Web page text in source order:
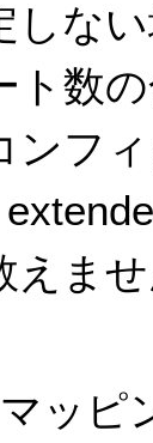
しな
ト数
ンフ
えませ
ッピ